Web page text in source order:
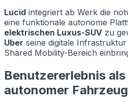
Lucid integriert ab Werk die
eine funktionale autonome
elektrischen Luxus-SUV zu
Uber seine digitale
Shared Mobility-Bereich
Benutzererlebnis
autonomer